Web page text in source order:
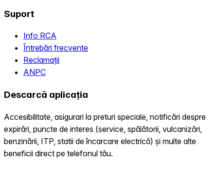
Suport
Info RCA
Întrebări frecvente
Reclamații
ANPC
Descarcă aplicația
Accesibilitate, asigurari la preturi speciale, notificări despre
expirări, puncte de interes (service, spălătorii, vulcanizări,
benzinării, ITP, statii de încarcare electrică) și multe alte
beneficii direct pe telefonul tău.